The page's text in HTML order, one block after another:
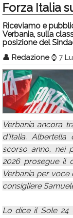
Politica
Sport
Eventi
Info Utili
Rubriche
Calendario
Annunci
Forza Italia
Riceviamo e
Verbania, sulla
posizione del
👤 Redazione ⌚ 7
Verbania ancora
d'Italia. Albertella
scorso anno, nei
2026 prosegue il
Verbania per
consigliere
Lo dice il Sole 24